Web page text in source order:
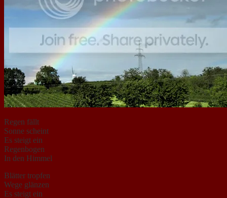
Regen fällt
Sonne scheint
Es steigt ein
Regenbogen
In den Himmel
Blätter tropfen
Wege glänzen
Es steigt ein